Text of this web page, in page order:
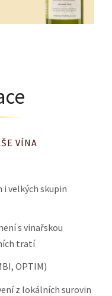
VÍNA
i velkých skupin
s vinařskou
tratí
OPTIM)
z lokálních surovin